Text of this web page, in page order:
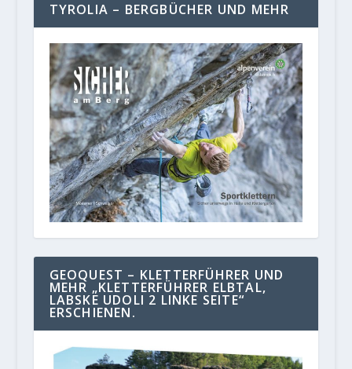
TYROLIA – BERGBÜCHER UND MEHR
GEOQUEST – KLETTERFÜHRER UND
MEHR „KLETTERFÜHRER ELBTAL,
LABSKE UDOLI 2 LINKE SEITE“
ERSCHIENEN.